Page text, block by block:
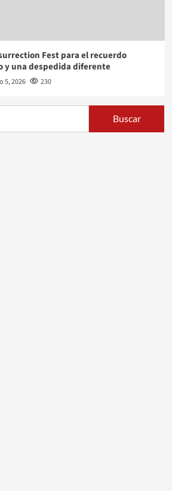
Fest para el recuerdo
y una despedida diferente
5, 2026 230